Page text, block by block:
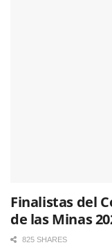
Finalistas del
de las Minas
825 SHARES